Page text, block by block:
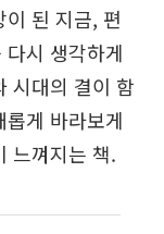
된 지금, 편
시 생각하게
시대의 결이 함
게 바라보게
느껴지는 책.